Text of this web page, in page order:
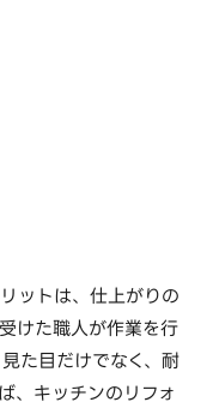
ットは、仕上がりの
けた職人が作業を行
た目だけでなく、耐
、キッチンのリフォ